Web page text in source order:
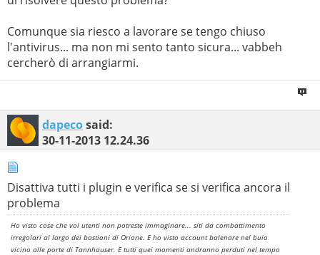
Comunque sia riesco a lavorare se tengo chiuso
l'antivirus... ma non mi sento tanto sicura... vabbeh
cercherò di arrangiarmi.
dapecosaid:
30-11-2013 12.24.36
Disattiva tutti i plugin e verifica se si verifica ancora il
problema
Ho visto cose che voi utenti non potreste immaginare... siti da combattimento
irregolari al largo dei bastioni di Orione. E ho visto account balenare nel buio
vicino alle porte di Tannhauser. E tutti quei momenti andranno perduti nel tempo